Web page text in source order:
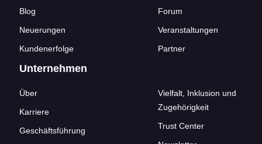
Blog
Neuerungen
Kundenerfolge
Forum
Veranstaltungen
Partner
Unternehmen
Über
Karriere
Geschäftsführung
Vielfalt, Inklusion und
Zugehörigkeit
Trust Center